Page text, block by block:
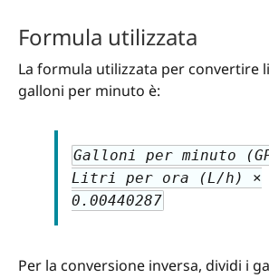
Formula utilizzata
La formula utilizzata per convertire
galloni per minuto è:
Galloni per minuto
Litri per ora (L/h) ×
0.00440287
Per la conversione inversa, dividi i